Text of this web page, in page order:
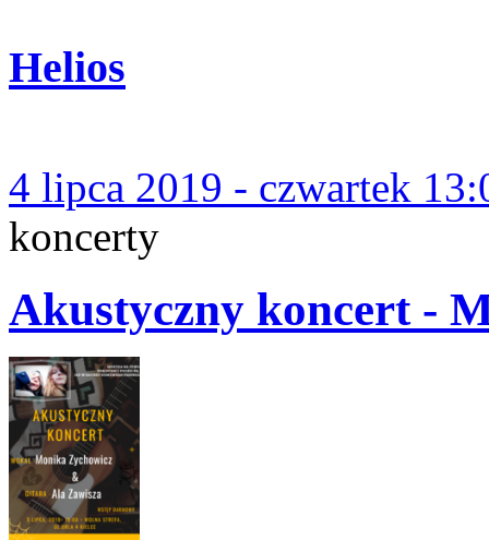
Helios
4 lipca 2019 - czwartek
koncerty
Akustyczny koncert -